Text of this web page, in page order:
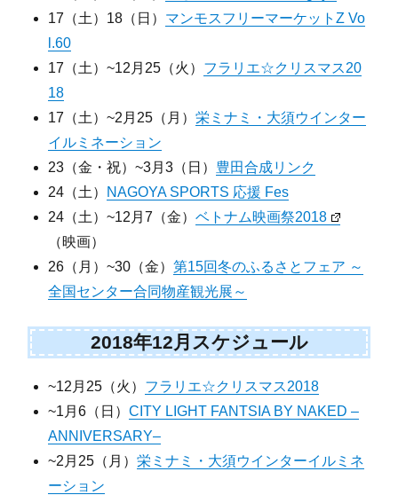
17（土）18（日） マンモスフリーマーケットZ Vo
l.60
17（土）~12月25（火） フラリエ☆クリスマス20
18
17（土）~2月25（月）栄ミナミ・大須ウインター
イルミネーション
23（金・祝）~3月3（日） 豊田合成リンク
24（土） NAGOYA SPORTS 応援 Fes
24（土）~12月7（金）ベトナム映画祭2018
（映画）
26（月）~30（金）第15回冬のふるさとフェア ～
全国センター合同物産観光展～
2018年12月スケジュール
~12月25（火） フラリエ☆クリスマス2018
~1月6（日）CITY LIGHT FANTSIA BY NAKED –
ANNIVERSARY–
~2月25（月）栄ミナミ・大須ウインターイルミネ
ーション